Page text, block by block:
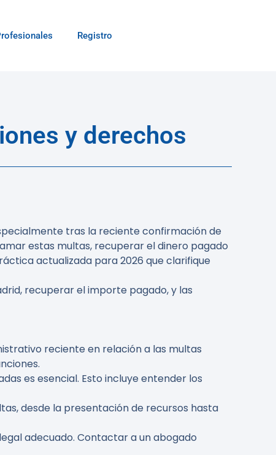
Registro
y derechos
tras la reciente confirmación de
estas multas, recuperar el dinero pagado
actualizada para 2026 que clarifique
recuperar el importe pagado, y las
reciente en relación a las multas
es esencial. Esto incluye entender los
desde la presentación de recursos hasta
adecuado. Contactar a un abogado